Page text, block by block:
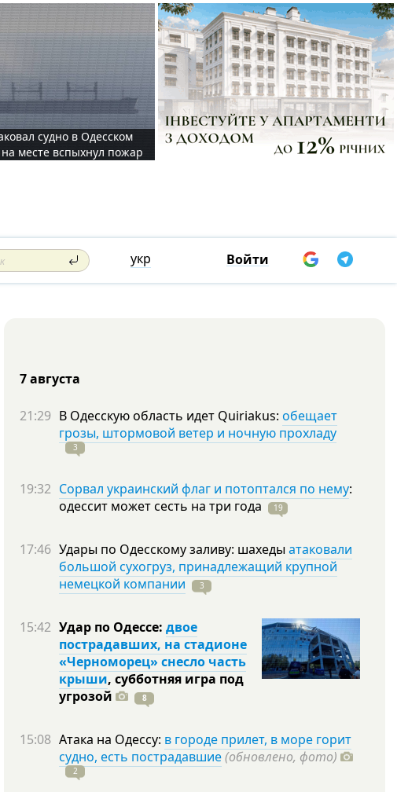
судно в Одесском
месте вспыхнул пожар
укр Войти
7 августа
21:29 В Одесскую область идет Quiriakus: обещает
грозы, штормовой ветер и ночную прохладу
3
19:32 Сорвал украинский флаг и потоптался по нему:
одессит может сесть на три года 19
17:46 Удары по Одесскому заливу: шахеды атаковали
большой сухогруз, принадлежащий крупной
немецкой компании
3
15:42 Удар по Одессе: двое
пострадавших, на стадионе
«Черноморец» снесло часть
крыши, субботняя игра под
угрозой
8
15:08 Атака на Одессу: в городе прилет, в море горит
судно, есть пострадавшие(обновлено, фото)
2